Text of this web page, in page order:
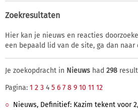
Zoekresultaten
Hier kan je nieuws en reacties
een bepaald lid van de site, ga dan naar
Je zoekopdracht in Nieuws had 298
Pagina: 1 2 3 4 5 6 7 8 9 10 11 12
Nieuws, Definitief: Kazim tekent voor